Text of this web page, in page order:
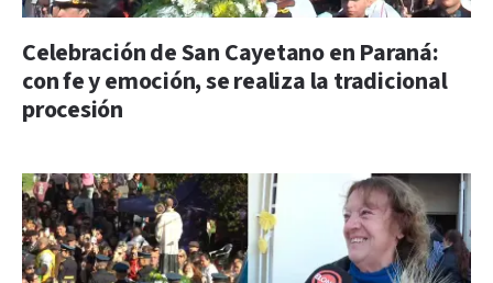
Celebración de San Cayetano en Paraná:
con fe y emoción, se realiza la tradicional
procesión